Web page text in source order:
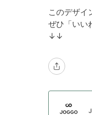
このデザイ
ぜひ「いい
↓↓